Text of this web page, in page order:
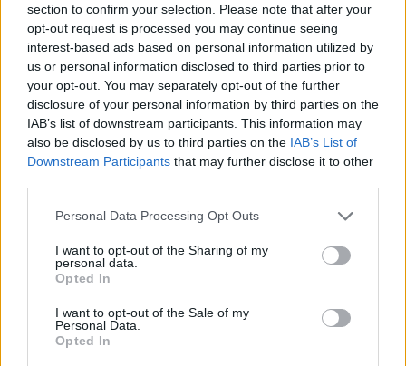
section to confirm your selection. Please note that after your
opt-out request is processed you may continue seeing
interest-based ads based on personal information utilized by
us or personal information disclosed to third parties prior to
your opt-out. You may separately opt-out of the further
disclosure of your personal information by third parties on the
IAB’s list of downstream participants. This information may
also be disclosed by us to third parties on the IAB’s List of
Downstream Participants that may further disclose it to other
Personal Data Processing Opt Outs
I want to opt-out of the Sharing of my
personal data.
Opted In
I want to opt-out of the Sale of my
Personal Data.
Opted In
Πρωινή